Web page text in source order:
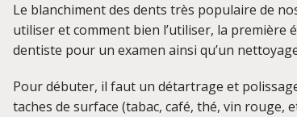
Le blanchiment des dents très populaire de
utiliser et comment bien l’utiliser, la première
dentiste pour un examen ainsi qu’un
Pour débuter, il faut un détartrage et
taches de surface (tabac, café, thé, vin rouge,